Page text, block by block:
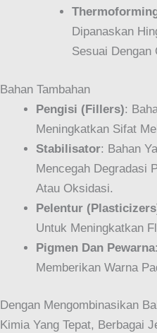
Dipanaskan
Sesuai Dengan
Bahan Tambahan
Pengisi (Fillers):
Meningkatkan Sifat
Stabilisator: Bahan
Mencegah Degradasi
Atau Oksidasi.
Pelentur
Untuk Meningkatkan
Pigmen Dan Pewarna
Memberikan Warna
Dengan Mengombinasikan
Kimia Yang Tepat, Berbagai